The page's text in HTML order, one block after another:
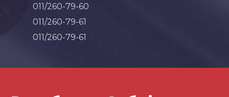
011/260-79-60
011/260-79-61
011/260-79-61